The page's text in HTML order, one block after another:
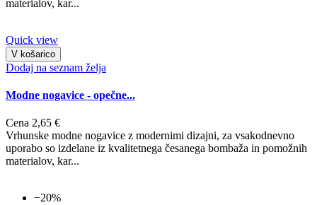
materialov, kar...
Quick view
V košarico
Dodaj na seznam želja
Modne nogavice - opečne...
Cena 2,65 €
Vrhunske modne nogavice z modernimi dizajni, za vsakodnevno
uporabo so izdelane iz kvalitetnega česanega bombaža in pomožnih
materialov, kar...
−20%